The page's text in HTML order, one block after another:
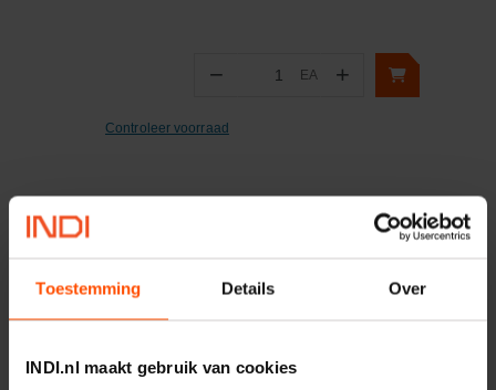
Toestemming Details Over
INDI.nl maakt gebruik van cookies
− Aantal
EA +
Controleer voorraad
Motor 24VDC 2,2 kw + PTC